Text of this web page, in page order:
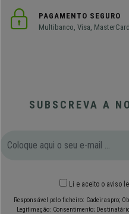
PAGAMENTO SEGURO
Multibanco, Visa,
SUBSCREVA A
Li e aceito o aviso
Responsável pelo ficheiro: Cadeiraspro;
Legitimação: Consentimento;